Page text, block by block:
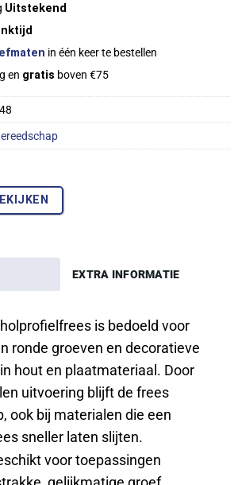
Uitstekend
in één keer te bestellen
en gratis boven €75
EXTRA INFORMATIE
is bedoeld voor
ronde groeven en decoratieve
hout en plaatmateriaal. Door
uitvoering blijft de frees
ook bij materialen die een
sneller laten slijten.
voor toepassingen